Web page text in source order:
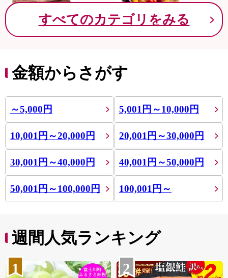
すべてのカテゴリをみる
金額からさがす
～5,000円 5,001円～10,000円
10,001円～20,000円 20,001円～30,000円
30,001円～40,000円 40,001円～50,000円
50,001円～100,000円 100,001円～
週間人気ランキング
1 2